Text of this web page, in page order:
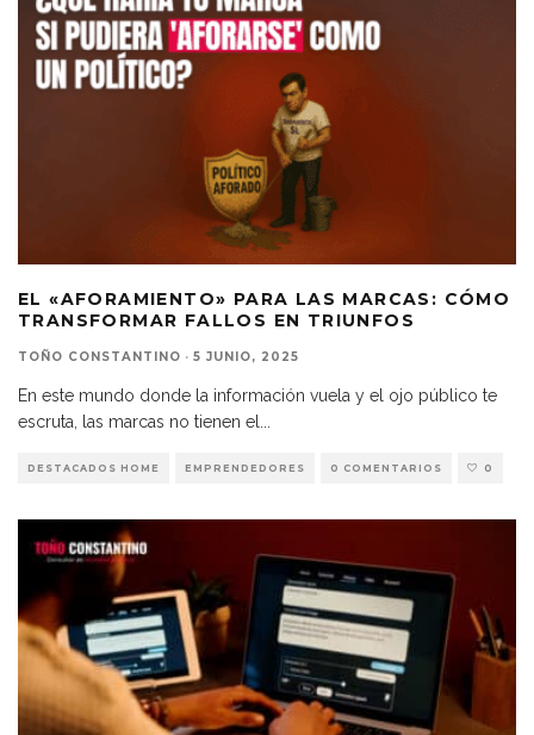
EL «AFORAMIENTO» PARA LAS MARCAS: CÓMO
TRANSFORMAR FALLOS EN TRIUNFOS
TOÑO CONSTANTINO · 5 JUNIO, 2025
En este mundo donde la información vuela y el ojo público te
escruta, las marcas no tienen el
DESTACADOS HOME EMPRENDEDORES 0 COMENTARIOS 0